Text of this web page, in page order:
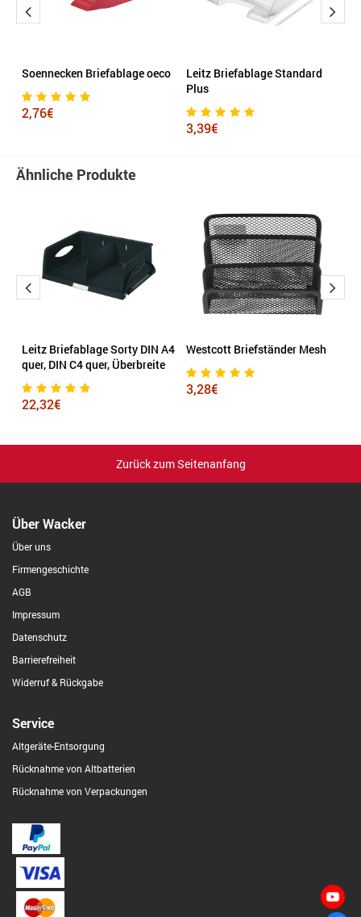
Soennecken Briefablage oeco
2,76€
Leitz Briefablage Standard
Plus
3,39€
Ähnliche Produkte
Leitz Briefablage Sorty DIN A4
quer, DIN C4 quer, Überbreite
22,32€
Westcott Briefständer Mesh
3,28€
Zurück zum Seitenanfang
Über Wacker
Über uns
Firmengeschichte
AGB
Impressum
Datenschutz
Barrierefreiheit
Widerruf & Rückgabe
Service
Altgeräte-Entsorgung
Rücknahme von Altbatterien
Rücknahme von Verpackungen